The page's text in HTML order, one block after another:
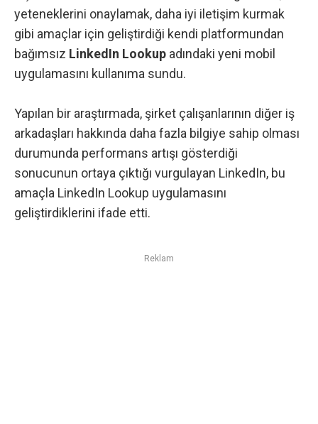
yeteneklerini onaylamak, daha iyi iletişim kurmak
gibi amaçlar için geliştirdiği kendi platformundan
bağımsız LinkedIn Lookup adındaki yeni mobil
uygulamasını kullanıma sundu.
Yapılan bir araştırmada, şirket çalışanlarının diğer iş
arkadaşları hakkında daha fazla bilgiye sahip olması
durumunda performans artışı gösterdiği
sonucunun ortaya çıktığı vurgulayan LinkedIn, bu
amaçla LinkedIn Lookup uygulamasını
geliştirdiklerini ifade etti.
Reklam